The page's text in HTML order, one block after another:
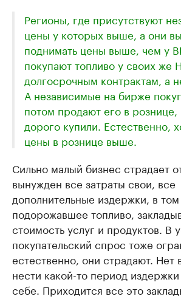
Регионы, где присутствуют
цены у которых выше, а они
поднимать цены выше, чем у
покупают топливо у своих же
долгосрочным контрактам, а
А независимые на бирже
потом продают его в рознице,
дорого купили. Естественно,
цены в рознице выше.
Сильно малый бизнес страдает
вынужден все затраты свои, все
дополнительные издержки, в
подорожавшее топливо,
стоимость услуг и продуктов. В
покупательский спрос тоже
естественно, они страдают. Нет
нести какой-то период
себе. Приходится все это